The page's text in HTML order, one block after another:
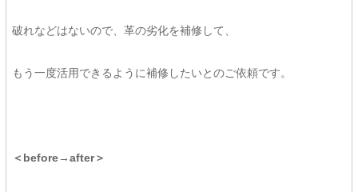
破れなどはないので、革の劣化を補修して、
もう一度活用できるように補修したいとのご依頼です。
＜before→after＞